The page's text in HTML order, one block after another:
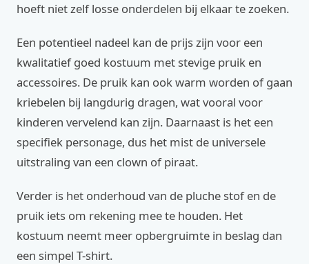
hoeft niet zelf losse onderdelen bij elkaar te zoeken.
Een potentieel nadeel kan de prijs zijn voor een
kwalitatief goed kostuum met stevige pruik en
accessoires. De pruik kan ook warm worden of gaan
kriebelen bij langdurig dragen, wat vooral voor
kinderen vervelend kan zijn. Daarnaast is het een
specifiek personage, dus het mist de universele
uitstraling van een clown of piraat.
Verder is het onderhoud van de pluche stof en de
pruik iets om rekening mee te houden. Het
kostuum neemt meer opbergruimte in beslag dan
een simpel T-shirt.